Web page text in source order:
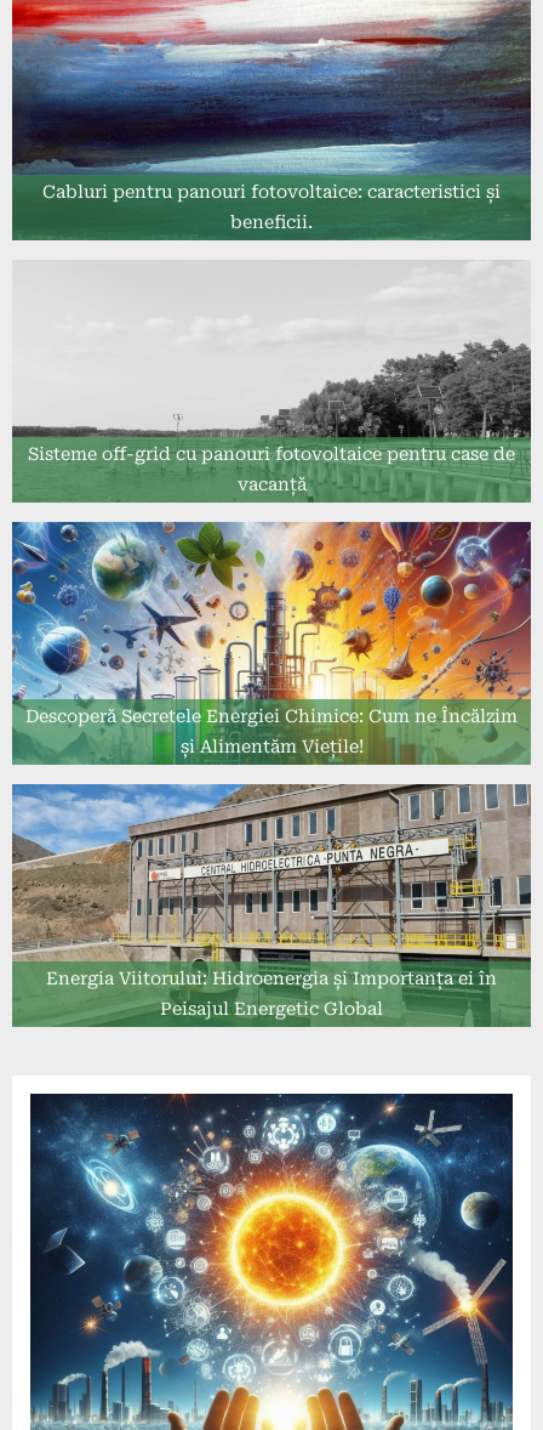
Cabluri pentru panouri fotovoltaice: caracteristici și
beneficii.
Sisteme off-grid cu panouri fotovoltaice pentru case de
vacanță
Descoperă Secretele Energiei Chimice: Cum ne Încălzim
și Alimentăm Viețile!
Energia Viitorului: Hidroenergia și Importanța ei în
Peisajul Energetic Global